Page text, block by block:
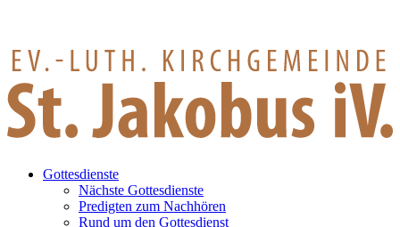
Gottesdienste
Nächste Gottesdienste
Predigten zum Nachhören
Rund um den Gottesdienst